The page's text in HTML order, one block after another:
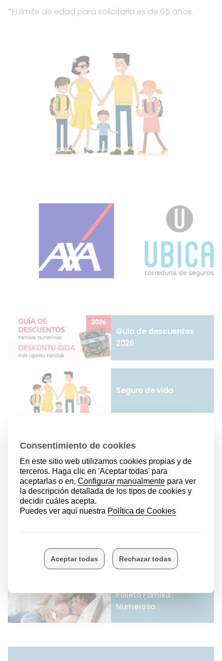
*El límite de edad para solicitarla es de 65 años.
Guía de descuentos
2026
Seguro de vida
Memoria 2025
Renta familiar
Bono social
Folleto Familia
Numerosa